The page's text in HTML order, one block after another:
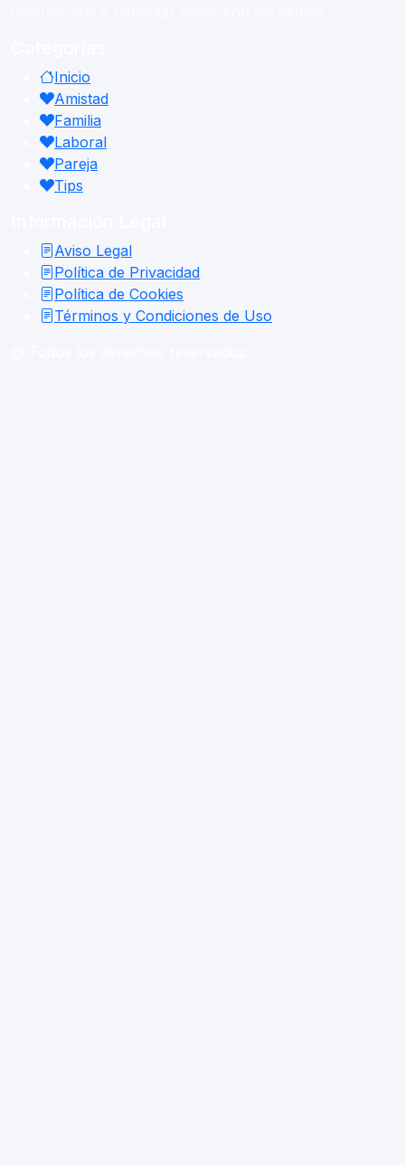
Inicio
Amistad
Familia
Laboral
Pareja
Tips
Aviso Legal
Política de Privacidad
Política de Cookies
Términos y Condiciones de Uso